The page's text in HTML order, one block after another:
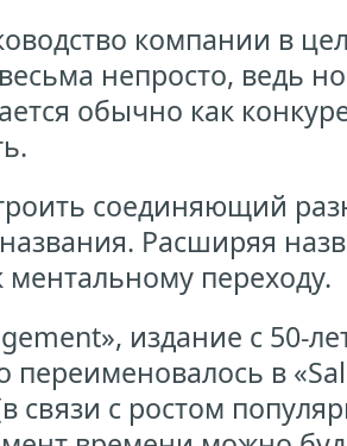
компании в
непросто, ведь
обычно как
соединяющий
Расширяя
переходу.
издание с 50-
переименовалось в
связи с ростом